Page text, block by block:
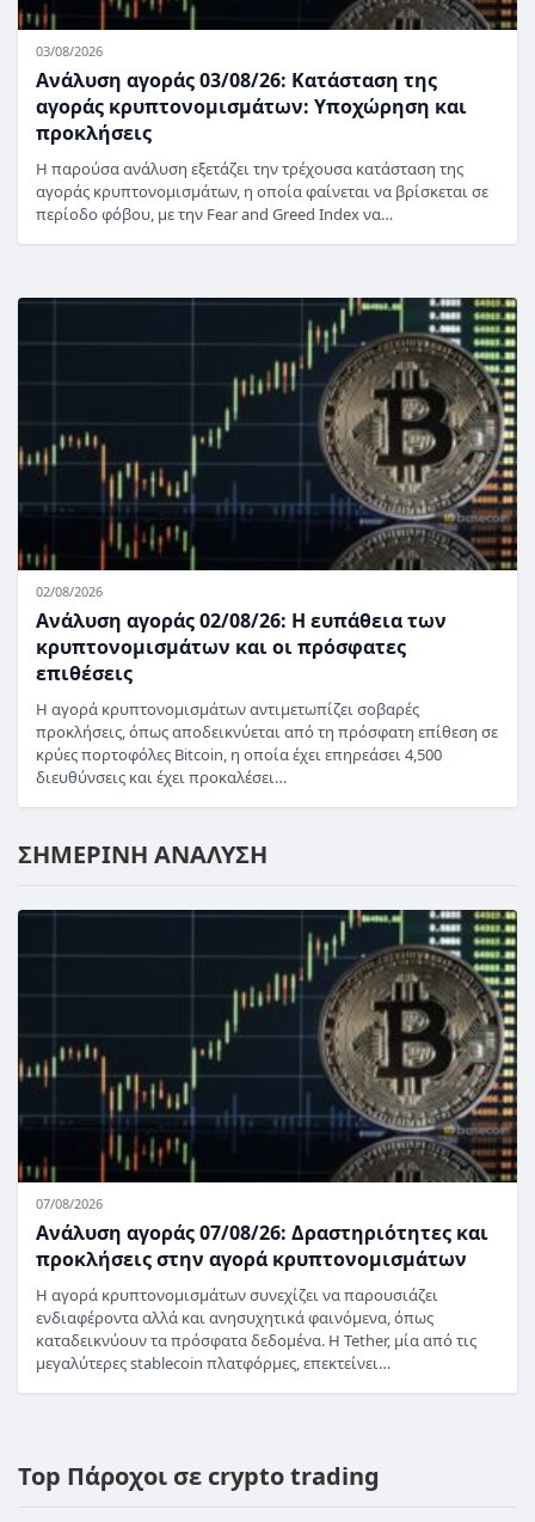
03/08/2026
Ανάλυση αγοράς 03/08/26: Κατάσταση της
αγοράς κρυπτονομισμάτων: Υποχώρηση και
προκλήσεις
Η παρούσα ανάλυση εξετάζει την τρέχουσα κατάσταση της
αγοράς κρυπτονομισμάτων, η οποία φαίνεται να βρίσκεται σε
περίοδο φόβου, με την Fear and Greed Index να…
02/08/2026
Ανάλυση αγοράς 02/08/26: Η ευπάθεια των
κρυπτονομισμάτων και οι πρόσφατες
επιθέσεις
Η αγορά κρυπτονομισμάτων αντιμετωπίζει σοβαρές
προκλήσεις, όπως αποδεικνύεται από τη πρόσφατη επίθεση σε
κρύες πορτοφόλες Bitcoin, η οποία έχει επηρεάσει 4,500
διευθύνσεις και έχει προκαλέσει…
ΣΗΜΕΡΙΝΗ ΑΝΑΛΥΣΗ
07/08/2026
Ανάλυση αγοράς 07/08/26: Δραστηριότητες και
προκλήσεις στην αγορά κρυπτονομισμάτων
Η αγορά κρυπτονομισμάτων συνεχίζει να παρουσιάζει
ενδιαφέροντα αλλά και ανησυχητικά φαινόμενα, όπως
καταδεικνύουν τα πρόσφατα δεδομένα. Η Tether, μία από τις
μεγαλύτερες stablecoin πλατφόρμες, επεκτείνει…
Top Πάροχοι σε crypto trading